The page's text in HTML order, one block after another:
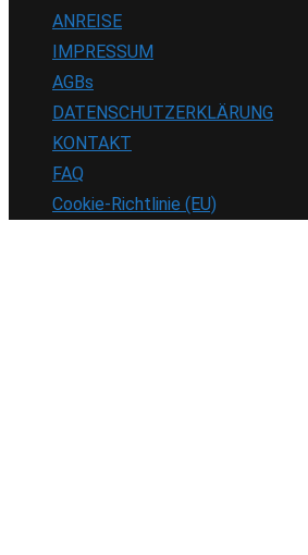
ANREISE
IMPRESSUM
AGBs
DATENSCHUTZERKLÄRUNG
KONTAKT
FAQ
Cookie-Richtlinie (EU)